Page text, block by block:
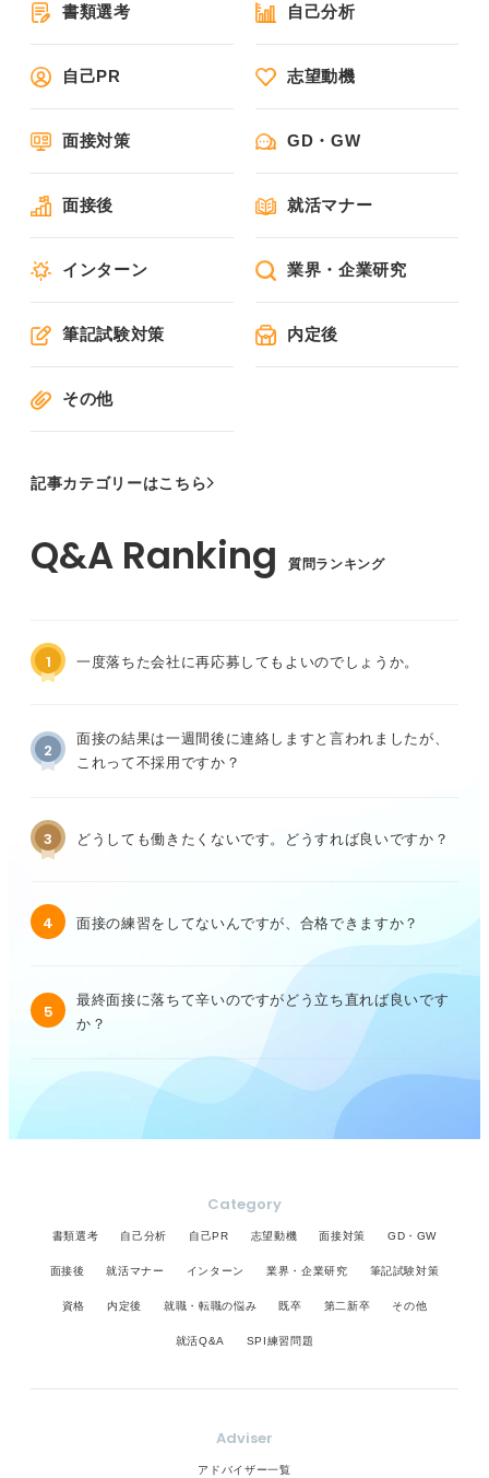
書類選考 自己分析
自己PR 志望動機
面接対策 GD・GW
面接後 就活マナー
インターン 業界・企業研究
筆記試験対策 内定後
その他
記事カテゴリーはこちら
質問ランキング
1 一度落ちた会社に再応募してもよいのでしょうか。
2
面接の結果は一週間後に連絡しますと言われましたが、
これって不採用ですか？
3 どうしても働きたくないです。どうすれば良いですか？
4 面接の練習をしてないんですが、合格できますか？
5
最終面接に落ちて辛いのですがどう立ち直れば良いです
か？
Category
書類選考 自己分析 自己PR 志望動機 面接対策 GD・GW
面接後 就活マナー インターン 業界・企業研究 筆記試験対策
資格 内定後 就職・転職の悩み 既卒 第二新卒 その他
就活Q&A SPI練習問題
Adviser
アドバイザー一覧